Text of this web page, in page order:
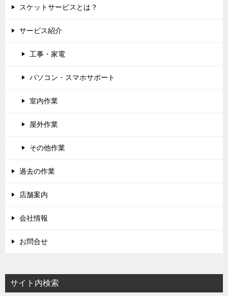
スケットサービスとは？
サービス紹介
工事・家電
パソコン・スマホサポート
室内作業
屋外作業
その他作業
過去の作業
店舗案内
会社情報
お問合せ
サイト内検索